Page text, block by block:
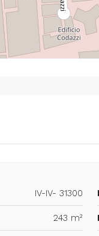
IV-IV- 31300
243 m²